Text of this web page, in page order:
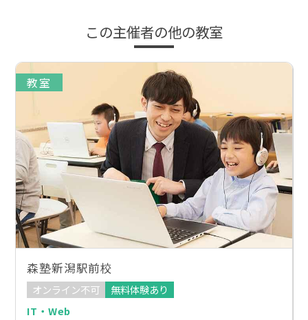
この主催者の他の教室
教室
森塾新潟駅前校
オンライン不可
無料体験あり
IT・Web